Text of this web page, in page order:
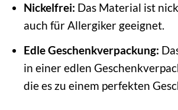
Nickelfrei: Das Material ist
auch für Allergiker geeignet.
Edle Geschenkverpackung:
in einer edlen
die es zu einem perfekten